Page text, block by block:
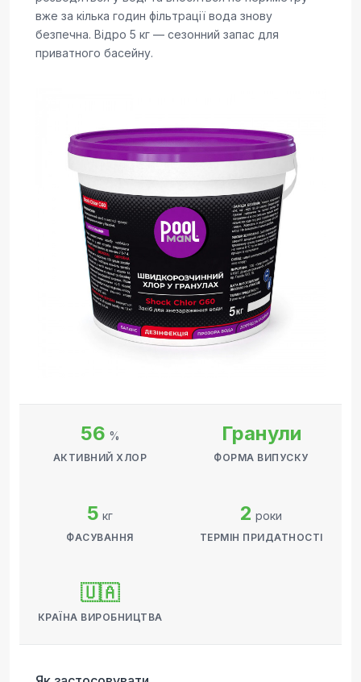
вже за кілька годин фільтрації вода знову
безпечна. Відро 5 кг — сезонний запас для
приватного басейну.
56 %
АКТИВНИЙ ХЛОР
Гранули
ФОРМА ВИПУСКУ
5 кг
ФАСУВАННЯ
2 роки
ТЕРМІН ПРИДАТНОСТІ
🇺🇦
КРАЇНА ВИРОБНИЦТВА